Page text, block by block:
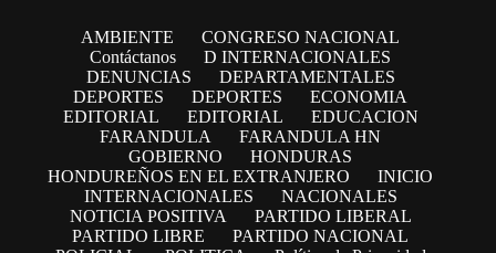
AMBIENTE
CONGRESO NACIONAL
Contáctanos
D INTERNACIONALES
DENUNCIAS
DEPARTAMENTALES
DEPORTES
DEPORTES
ECONOMIA
EDITORIAL
EDITORIAL
EDUCACION
FARANDULA
FARANDULA HN
GOBIERNO
HONDURAS
HONDUREÑOS EN EL EXTRANJERO
INICIO
INTERNACIONALES
NACIONALES
NOTICIA POSITIVA
PARTIDO LIBERAL
PARTIDO LIBRE
PARTIDO NACIONAL